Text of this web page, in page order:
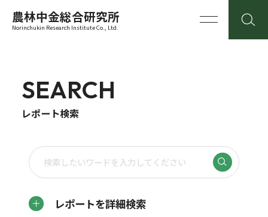
農林中金総合研究所
Norinchukin Research Institute Co., Ltd.
SEARCH
レポート検索
レポートを詳細検索